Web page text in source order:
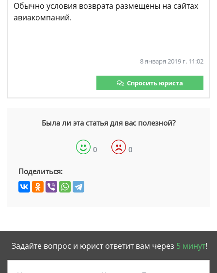
Обычно условия возврата размещены на сайтах
авиакомпаний.
8 января 2019 г. 11:02
Спросить юриста
Была ли эта статья для вас полезной?
0 0
Поделиться:
Задайте вопрос и юрист ответит вам через 5 минут!